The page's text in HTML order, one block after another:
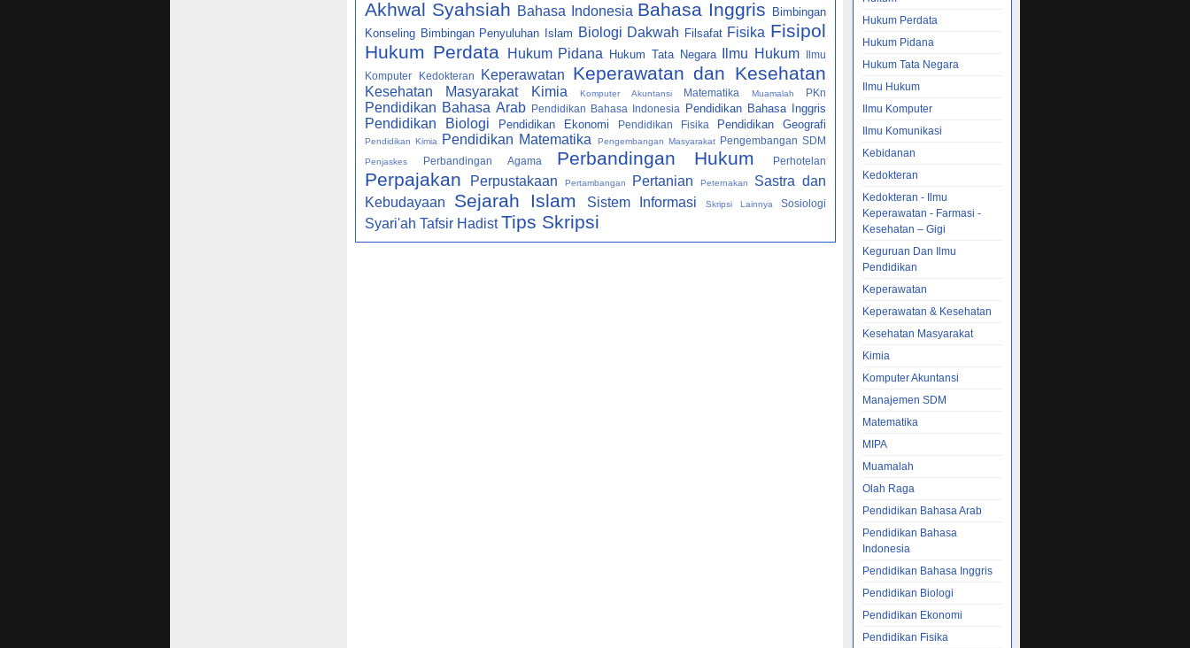
Akhwal Syahsiah Bahasa Indonesia Bahasa Inggris Bimbingan
Konseling Bimbingan Penyuluhan Islam Biologi Dakwah Filsafat Fisika Fisipol
Hukum Perdata
Hukum Pidana Hukum Tata Negara Ilmu Hukum
Ilmu
Komputer
Kedokteran Keperawatan Keperawatan dan Kesehatan
Kesehatan Masyarakat Kimia Komputer Akuntansi Matematika Muamalah PKn
Pendidikan Bahasa Arab Pendidikan Bahasa Indonesia Pendidikan Bahasa Inggris
Pendidikan Biologi Pendidikan Ekonomi Pendidikan Fisika Pendidikan Geografi
Pendidikan Kimia Pendidikan Matematika Pengembangan Masyarakat Pengembangan SDM
Penjaskes Perbandingan Agama Perbandingan Hukum Perhotelan
Perpajakan Perpustakaan Pertambangan Pertanian Peternakan
Sastra dan
Kebudayaan
Sejarah Islam Sistem Informasi Skripsi Lainnya Sosiologi
Syari'ah Tafsir Hadist Tips Skripsi
Hukum Perdata
Hukum Pidana
Hukum Tata Negara
Ilmu Hukum
Ilmu Komputer
Ilmu Komunikasi
Kebidanan
Kedokteran
Kedokteran - Ilmu
Keperawatan - Farmasi -
Kesehatan – Gigi
Keguruan Dan Ilmu
Pendidikan
Keperawatan
Keperawatan & Kesehatan
Kesehatan Masyarakat
Kimia
Komputer Akuntansi
Manajemen SDM
Matematika
MIPA
Muamalah
Olah Raga
Pendidikan Bahasa Arab
Pendidikan Bahasa
Indonesia
Pendidikan Bahasa Inggris
Pendidikan Biologi
Pendidikan Ekonomi
Pendidikan Fisika